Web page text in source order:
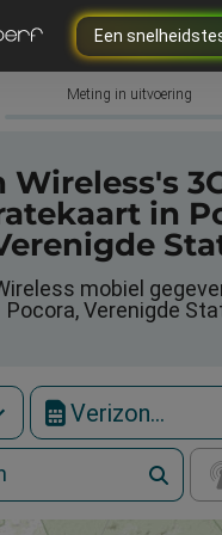
Een
Meting in uitvoering
Wireless's
in
mobiel
Pocora, Verenigde
Verizon Wireless